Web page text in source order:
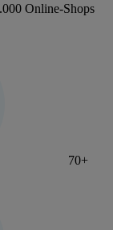
Online-Shops
70+